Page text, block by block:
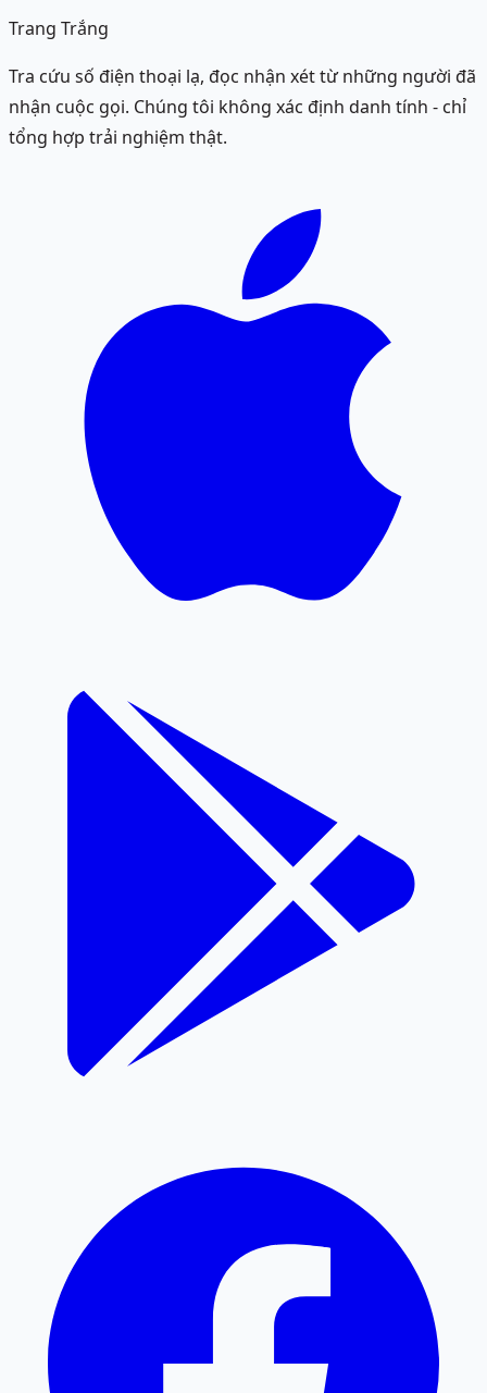
Trang Trắng
Tra cứu số điện thoại lạ, đọc nhận xét từ những người đã
nhận cuộc gọi. Chúng tôi không xác định danh tính - chỉ
tổng hợp trải nghiệm thật.